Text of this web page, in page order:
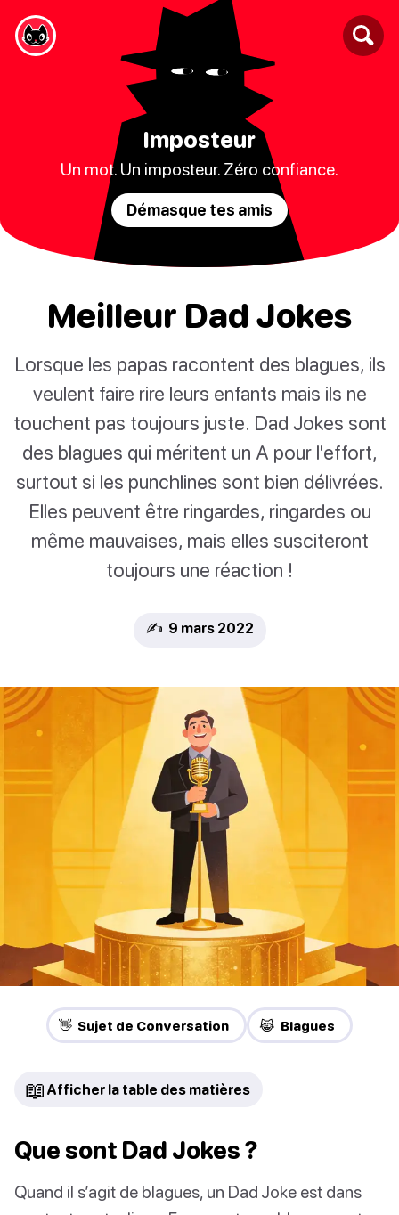
Imposteur
Un mot. Un imposteur. Zéro confiance.
Démasque tes amis
Meilleur Dad Jokes
Lorsque les papas racontent des blagues, ils
veulent faire rire leurs enfants mais ils ne
touchent pas toujours juste. Dad Jokes sont
des blagues qui méritent un A pour l'effort,
surtout si les punchlines sont bien délivrées.
Elles peuvent être ringardes, ringardes ou
même mauvaises, mais elles susciteront
toujours une réaction !
✍️ 9 mars 2022
👋 Sujet de Conversation 😹 Blagues
📖 Afficher la table des matières
Que sont Dad Jokes ?
Quand il s’agit de blagues, un Dad Joke est dans